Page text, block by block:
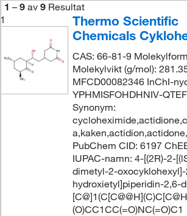
1 – 9 av 9 Resultat
1
Thermo Scientific
Chemicals
CAS: 66-81-9
Molekylvikt (g/mol):
MFCD00082346 InChI-
YPHMISFOHDHNIV-
Synonym:
PubChem CID: 6197
IUPAC-namn: 4-[(2R)-2-
dimetyl-2-
hydroxietyl]piperidin-2,6-
(O)CC1CC(=O)NC(=O)C1